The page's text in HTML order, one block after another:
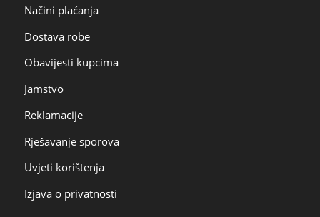
Načini plaćanja
Dostava robe
Obavijesti kupcima
Jamstvo
Reklamacije
Rješavanje sporova
Uvjeti korištenja
Izjava o privatnosti